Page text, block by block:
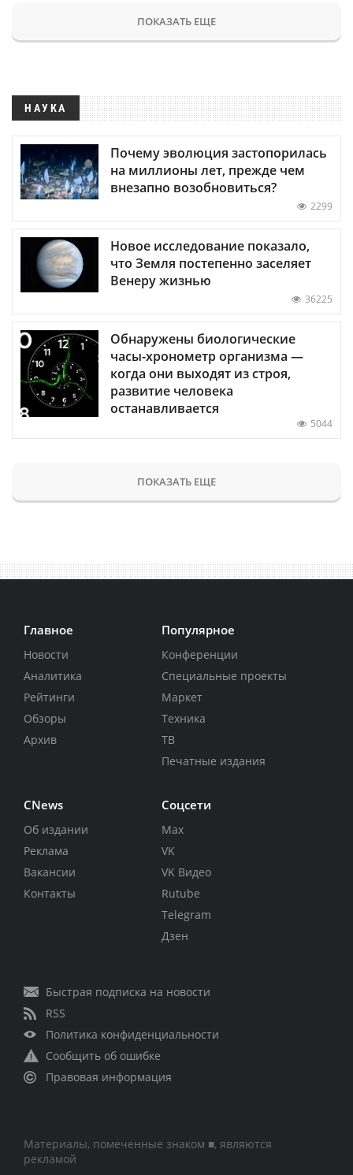
ПОКАЗАТЬ ЕЩЕ
НАУКА
Почему эволюция застопорилась
на миллионы лет, прежде чем
внезапно возобновиться?
2299
Новое исследование показало,
что Земля постепенно заселяет
Венеру жизнью
36225
Обнаружены биологические
часы-хронометр организма —
когда они выходят из строя,
развитие человека
останавливается
5044
ПОКАЗАТЬ ЕЩЕ
Главное
Новости
Аналитика
Рейтинги
Обзоры
Архив
Популярное
Конференции
Специальные проекты
Маркет
Техника
ТВ
Печатные издания
CNews
Об издании
Реклама
Вакансии
Контакты
Соцсети
Max
VK
VK Видео
Rutube
Telegram
Дзен
Быстрая подписка на новости
RSS
Политика конфиденциальности
Сообщить об ошибке
Правовая информация
Материалы, помеченные знаком ■, являются
рекламой